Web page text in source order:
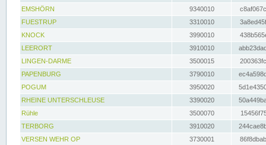
EMSHÖRN
9340010
FUESTRUP
3310010
KNOCK
3990010
LEERORT
3910010
LINGEN-DARME
3500015
PAPENBURG
3790010
POGUM
3950020
RHEINE UNTERSCHLEUSE
3390020
Rühle
3500070
TERBORG
3910020
VERSEN WEHR OP
3730001